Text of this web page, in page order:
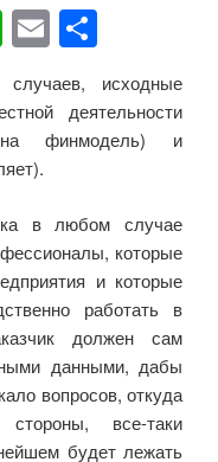
W
h
at
s
A
p
p
E
m
ail
тп
р
а
и
ть
исходные
деятельности
финмодель) и
в любом случае
которые
и которые
работать в
должен сам
данными, дабы
вопросов, откуда
все-таки
будет лежать